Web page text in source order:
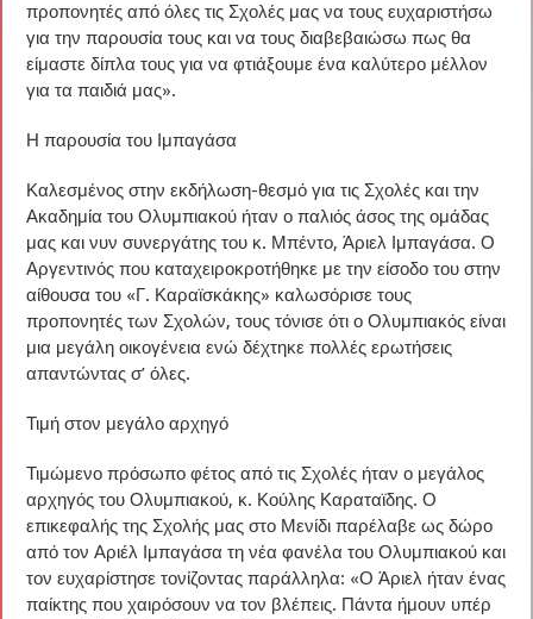
προπονητές από όλες τις Σχολές μας να τους ευχαριστήσω
για την παρουσία τους και να τους διαβεβαιώσω πως θα
είμαστε δίπλα τους για να φτιάξουμε ένα καλύτερο μέλλον
για τα παιδιά μας».
Η παρουσία του Ιμπαγάσα
Καλεσμένος στην εκδήλωση-θεσμό για τις Σχολές και την
Ακαδημία του Ολυμπιακού ήταν ο παλιός άσος της ομάδας
μας και νυν συνεργάτης του κ. Μπέντο, Άριελ Ιμπαγάσα. Ο
Αργεντινός που καταχειροκροτήθηκε με την είσοδο του στην
αίθουσα του «Γ. Καραϊσκάκης» καλωσόρισε τους
προπονητές των Σχολών, τους τόνισε ότι ο Ολυμπιακός είναι
μια μεγάλη οικογένεια ενώ δέχτηκε πολλές ερωτήσεις
απαντώντας σ’ όλες.
Τιμή στον μεγάλο αρχηγό
Τιμώμενο πρόσωπο φέτος από τις Σχολές ήταν ο μεγάλος
αρχηγός του Ολυμπιακού, κ. Κούλης Καραταϊδης. Ο
επικεφαλής της Σχολής μας στο Μενίδι παρέλαβε ως δώρο
από τον Αριέλ Ιμπαγάσα τη νέα φανέλα του Ολυμπιακού και
τον ευχαρίστησε τονίζοντας παράλληλα: «Ο Άριελ ήταν ένας
παίκτης που χαιρόσουν να τον βλέπεις. Πάντα ήμουν υπέρ